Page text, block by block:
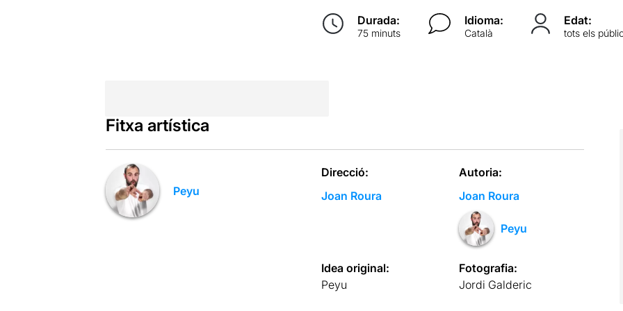
Durada:
75 minuts
Idioma:
Català
Edat:
tots els
Fitxa artística
Peyu
Direcció:
Joan Roura
Autoria:
Joan Roura
Peyu
Idea original:
Peyu
Fotografia:
Jordi Galderic